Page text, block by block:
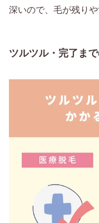
深いので、毛が残り
ツルツル・完了ま